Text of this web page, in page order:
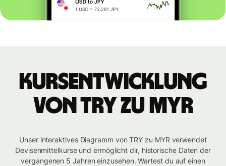
Kursentwicklung
von TRY zu MYR
Unser interaktives Diagramm von TRY zu MYR verwendet
Devisenmittelkurse und ermöglicht dir, historische Daten der
vergangenen 5 Jahren einzusehen. Wartest du auf einen